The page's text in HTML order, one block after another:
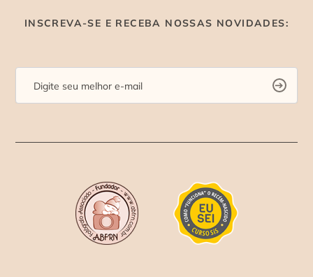
INSCREVA-SE E RECEBA NOSSAS NOVIDADES: